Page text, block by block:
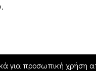
για προσωπική χρήση